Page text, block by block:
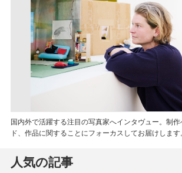
国内外で活躍する注目の写真家へインタヴュー。制
ド、作品に関することにフォーカスしてお届けします。
人気の記事